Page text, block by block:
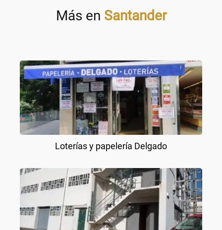
Más en Santander
Loterías y papelería Delgado